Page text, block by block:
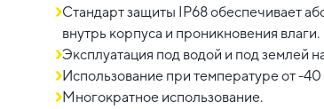
Стандарт защиты IP68 обеспечивает
внутрь корпуса и проникновения влаги.
Эксплуатация под водой и под землей
Использование при температуре от -
Многократное использование.